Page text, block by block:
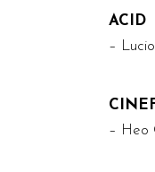
ACID
–
– Heo